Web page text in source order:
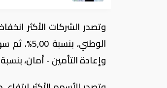
وإعادة التأمين - أمان، بنسبة 2,83%.